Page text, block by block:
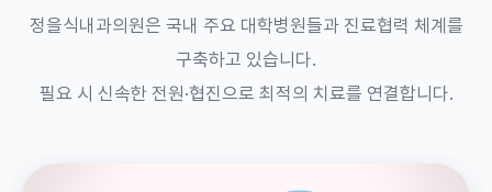
정을식내과의원은 국내 주요 대학병원들과 진료협력 체계를
구축하고 있습니다.
필요 시 신속한 전원·협진으로 최적의 치료를 연결합니다.